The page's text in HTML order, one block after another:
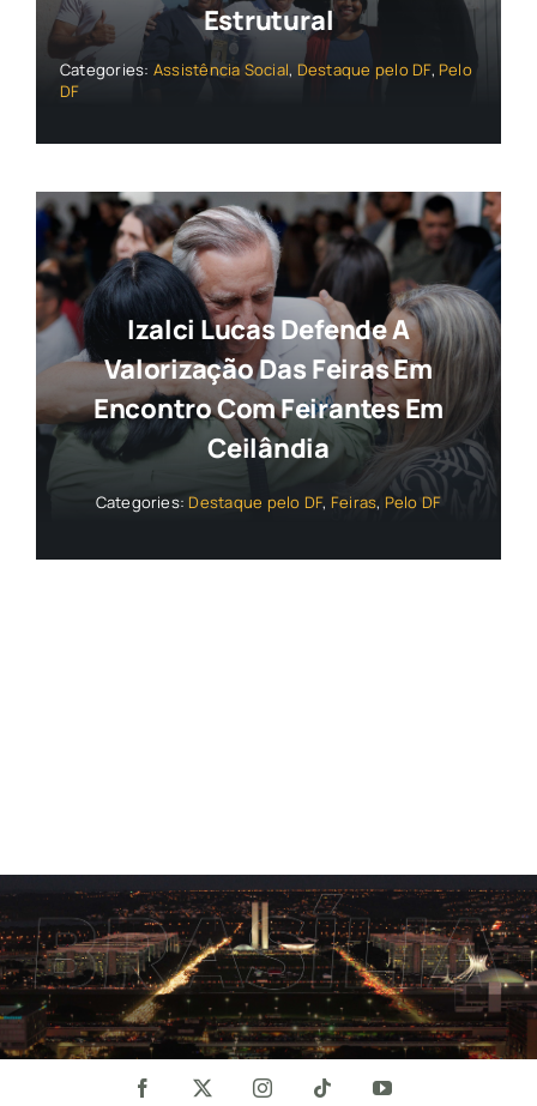
Estrutural
Categories: Assistência Social, Destaque pelo DF, Pelo
DF
Izalci Lucas Defende A
Valorização Das Feiras Em
Encontro Com Feirantes Em
Ceilândia
Categories: Destaque pelo DF, Feiras, Pelo DF